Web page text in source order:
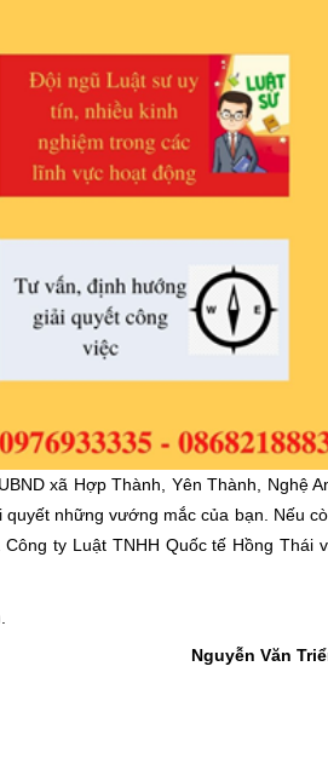
xã Hợp Thành, Yên Thành, Nghệ
những vướng mắc của bạn. Nếu
ty Luật TNHH Quốc tế Hồng Thái
Nguyễn Văn